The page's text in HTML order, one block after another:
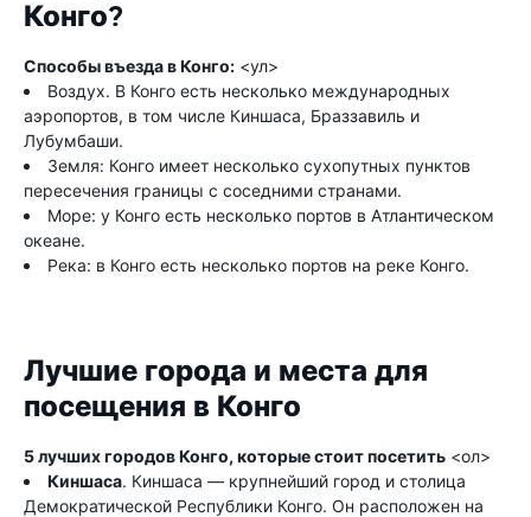
Конго?
Способы въезда в Конго: <ул>
Воздух. В Конго есть несколько международных
аэропортов, в том числе Киншаса, Браззавиль и
Лубумбаши.
Земля: Конго имеет несколько сухопутных пунктов
пересечения границы с соседними странами.
Море: у Конго есть несколько портов в Атлантическом
океане.
Река: в Конго есть несколько портов на реке Конго.
Лучшие города и места для
посещения в Конго
5 лучших городов Конго, которые стоит посетить <ол>
Киншаса. Киншаса — крупнейший город и столица
Демократической Республики Конго. Он расположен на